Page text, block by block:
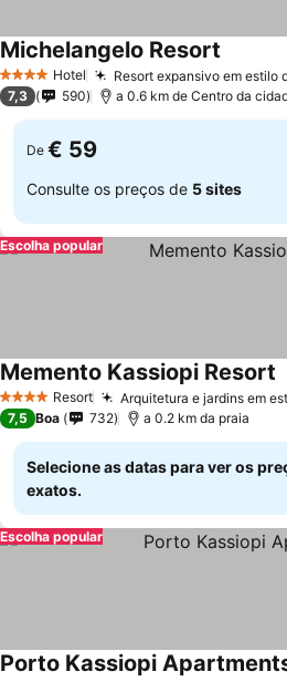
4 EstrelasHotel Resort expansivo em estilo
Michelangelo Resort
7,3 590 a 0.6 km de Centro da
De € 59
Consulte os preços de 5 sites
Escolha popular
4 EstrelasResort Arquitetura e jardins em
Memento Kassiopi Resort
7,5 Boa 732 a 0.2 km da praia
Selecione as datas para ver os
exatos.
Escolha popular
Porto Kassiopi